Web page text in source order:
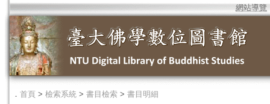
網站導覽
． 首頁 > 檢索系統 > 書目檢索 > 書目明細